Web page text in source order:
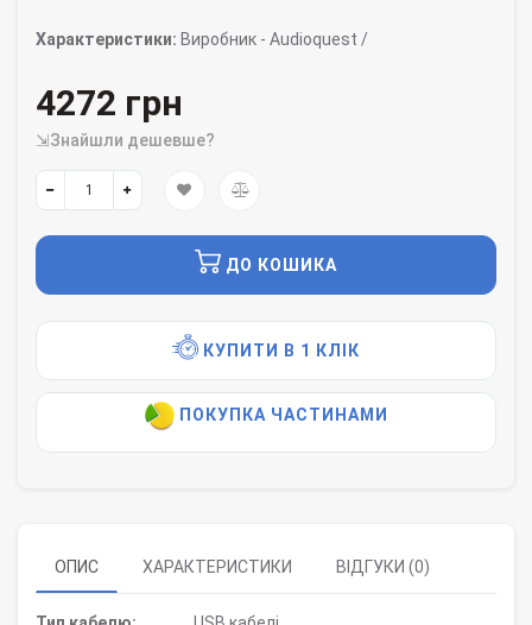
Характеристики: Виробник - Audioquest /
4272 грн
⇲Знайшли дешевше?
ДО КОШИКА
КУПИТИ В 1 КЛІК
ПОКУПКА ЧАСТИНАМИ
ОПИС ХАРАКТЕРИСТИКИ ВІДГУКИ (0)